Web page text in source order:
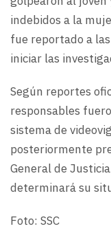
indebidos a la
fue reportado a
iniciar las
Según reportes
responsables
sistema de
posteriormente
General de
determinará su
Foto: SSC